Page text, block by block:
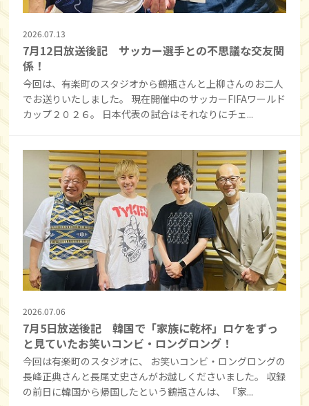
2026.07.13
7月12日放送後記 サッカー選手との不思議な交友関
係！
今回は、有楽町のスタジオから鶴瓶さんと上柳さんのお二人
でお送りいたしました。 現在開催中のサッカーFIFAワールド
カップ２０２６。 日本代表の試合はそれなりにチェ...
2026.07.06
7月5日放送後記 韓国で「家族に乾杯」ロケをずっ
と見ていたお笑いコンビ・ロングロング！
今回は有楽町のスタジオに、 お笑いコンビ・ロングロングの
長峰正典さんと長尾丈史さんがお越しくださいました。 収録
の前日に韓国から帰国したという鶴瓶さんは、 『家...